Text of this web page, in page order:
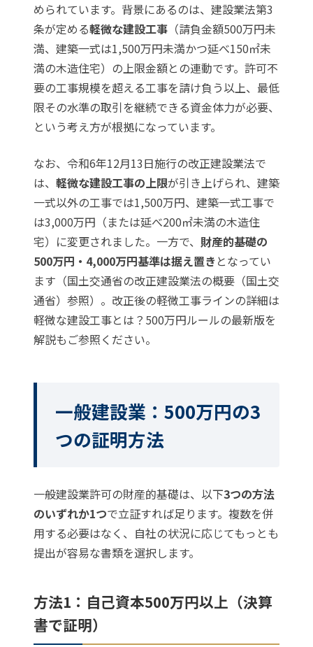
められています。背景にあるのは、建設業法第3
条が定める軽微な建設工事 （請負金額500万円未
満、建築一式は1,500万円未満かつ延べ150㎡未
満の木造住宅）の上限金額との連動です。許可不
要の工事規模を超える工事を請け負う以上、最低
限その水準の取引を継続できる資金体力が必要、
という考え方が根拠になっています。
なお、令和6年12月13日施行の改正建設業法で
は、 軽微な建設工事の上限が引き上げられ、建築
一式以外の工事では1,500万円、建築一式工事で
は3,000万円（または延べ200㎡未満の木造住
宅）に変更されました。一方で、 財産的基礎の
500万円・4,000万円基準は据え置き となってい
ます（国土交通省の改正建設業法の概要（国土交
通省） 参照）。改正後の軽微工事ラインの詳細は
軽微な建設工事とは？500万円ルールの最新版を
解説もご参照ください。
一般建設業：500万円の3
つの証明方法
一般建設業許可の財産的基礎は、以下3つの方法
のいずれか1つで立証すれば足ります。複数を併
用する必要はなく、自社の状況に応じてもっとも
提出が容易な書類を選択します。
方法1：自己資本500万円以上（決算
書で証明）